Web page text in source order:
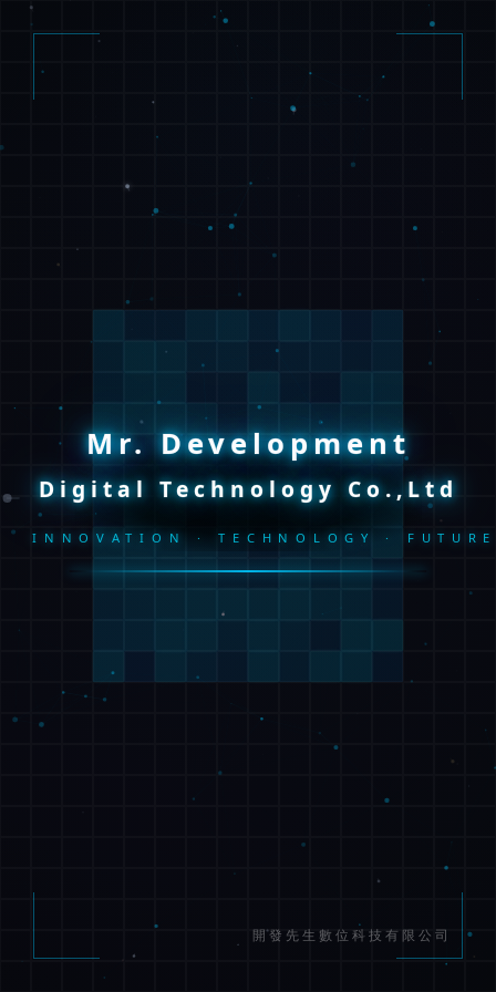
Mr. Development
Digital Technology Co.,Ltd
INNOVATION · TECHNOLOGY ·
開發先生數位科技有限公司